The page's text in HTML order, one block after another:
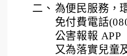
二、 為便民服務，
免付費電話
公害報報 APP
又為落實兒童